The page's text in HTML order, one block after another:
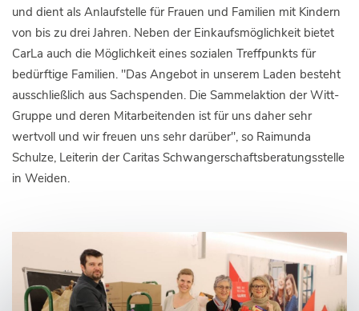
und dient als Anlaufstelle für Frauen und Familien mit Kindern
von bis zu drei Jahren. Neben der Einkaufsmöglichkeit bietet
CarLa auch die Möglichkeit eines sozialen Treffpunkts für
bedürftige Familien. "Das Angebot in unserem Laden besteht
ausschließlich aus Sachspenden. Die Sammelaktion der Witt-
Gruppe und deren Mitarbeitenden ist für uns daher sehr
wertvoll und wir freuen uns sehr darüber", so Raimunda
Schulze, Leiterin der Caritas Schwangerschaftsberatungsstelle
in Weiden.